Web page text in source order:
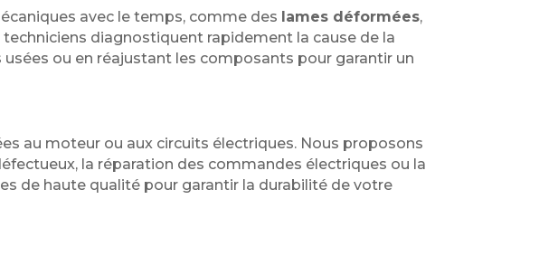
avec le temps, comme des lames déformées,
techniciens diagnostiquent rapidement la cause de la
ou en réajustant les composants pour garantir un
au moteur ou aux circuits électriques. Nous proposons
la réparation des commandes électriques ou la
de haute qualité pour garantir la durabilité de votre